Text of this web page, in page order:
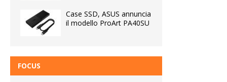
Case SSD, ASUS annuncia
il modello ProArt PA40SU
FOCUS